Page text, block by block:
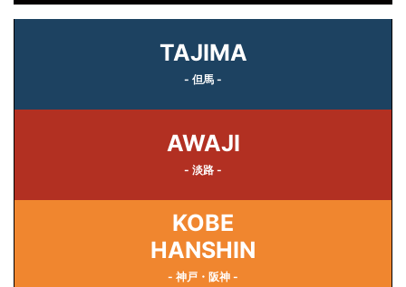
TAJIMA
- 但馬 -
AWAJI
- 淡路 -
KOBE
HANSHIN
- 神戸・阪神 -